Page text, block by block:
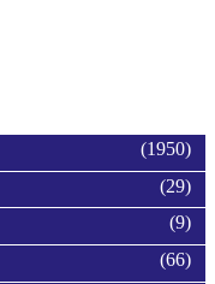
(1950)
(29)
(9)
(66)